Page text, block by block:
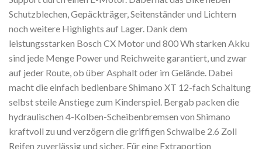
Schutzblechen, Gepäckträger, Seitenständer und Lichtern
noch weitere Highlights auf Lager. Dank dem
leistungsstarken Bosch CX Motor und 800 Wh starken Akku
sind jede Menge Power und Reichweite garantiert, und zwar
auf jeder Route, ob über Asphalt oder im Gelände. Dabei
macht die einfach bedienbare Shimano XT 12-fach Schaltung
selbst steile Anstiege zum Kinderspiel. Bergab packen die
hydraulischen 4-Kolben-Scheibenbremsen von Shimano
kraftvoll zu und verzögern die griffigen Schwalbe 2.6 Zoll
Reifen zuverlässig und sicher. Für eine Extraportion